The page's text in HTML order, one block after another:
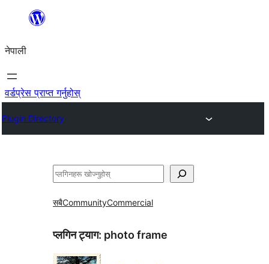
सामग्रीमा
नेपाली
वर्डप्रेस प्राप्त गर्नुहोस्
Plugin Directory
खोज्नुहोस्
सबैCommunityCommercial
प्लगिन ट्याग: photo frame